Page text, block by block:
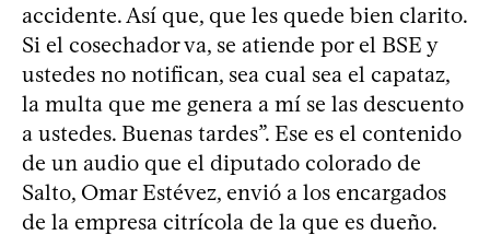
accidente. Así que, que les quede bien clarito.
Si el cosechador va, se atiende por el BSE y
ustedes no notifican, sea cual sea el capataz,
la multa que me genera a mí se las descuento
a ustedes. Buenas tardes”. Ese es el contenido
de un audio que el diputado colorado de
Salto, Omar Estévez, envió a los encargados
de la empresa citrícola de la que es dueño.